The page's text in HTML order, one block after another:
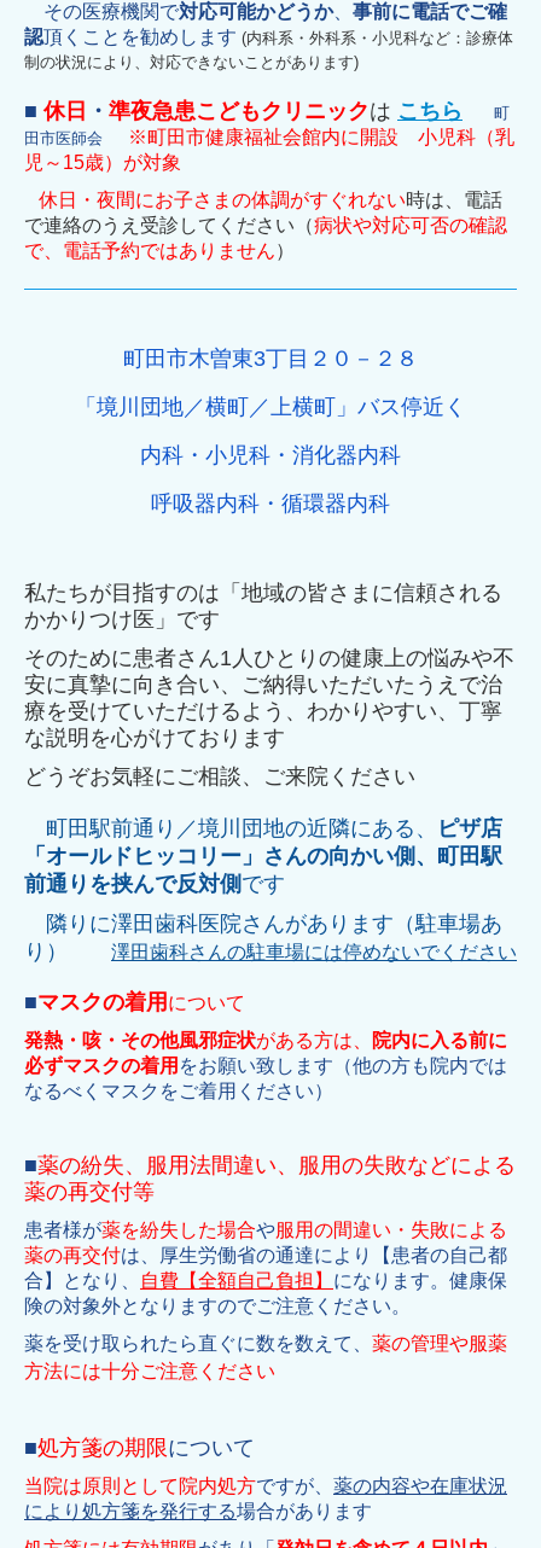
その医療機関で対応可能かどうか、 事前に電話でご確
認頂くことを勧めします (内科系・外科系・小児科など：診療体
制の状況により、対応できないことがあります)
■ 休日 ・ 準夜急患こどもクリニックは こちら
町
田市医師会
※町田市健康福祉会館内に開設 小児科（乳
児～15歳）が対象
休日・夜間にお子さまの体調がすぐれない時は、電話
で連絡のうえ受診してください（病状や対応可否の確認
で、電話予約ではありません）
町田市木曽東3丁目２０－２８
「境川団地／横町／上横町」バス停近く
内科・小児科・消化器内科
呼吸器内科・循環器内科
私たちが目指すのは「地域の皆さまに信頼される
かかりつけ医」です
そのために患者さん1人ひとりの健康上の悩みや不
安に真摯に向き合い、ご納得いただいたうえで治
療を受けていただけるよう、わかりやすい、丁寧
な説明を心がけております
どうぞお気軽にご相談、ご来院ください
町田駅前通り／境川団地の近隣にある、
ピザ店
「オールドヒッコリー」さんの向かい側、町田駅
前通りを挟んで反対側です
隣りに澤田歯科医院さんがあります（駐車場あ
り） 澤田歯科さんの駐車場には停めないでください
■マスクの着用 について
発熱・咳・その他風邪症状がある方は、
院内に入る前に
必ずマスクの着用 をお願い致します（他の方も院内では
なるべくマスクをご着用ください）
■薬の紛失、服用法間違い、服用の失敗などによる
薬の再交付等
患者様が薬を紛失した場合や服用の間違い・失敗による
薬の再交付は、厚生労働省の通達により【患者の自己都
合】となり、
自費【全額自己負担】 になります。健康保
険の対象外となりますのでご注意ください。
薬を受け取られたら直ぐに数を数えて、 薬の管理や服薬
方法には十分ご注意ください
■処方箋の期限について
当院は原則として院内処方ですが、 薬の内容や在庫状況
により処方箋を発行する場合があります